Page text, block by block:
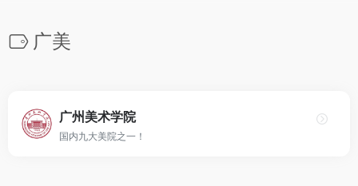
广美
广州美术学院
国内九大美院之一！